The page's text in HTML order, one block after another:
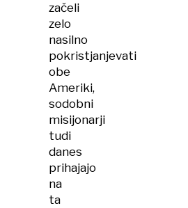
začeli
zelo
nasilno
pokristjanjevati
obe
Ameriki,
sodobni
misijonarji
tudi
danes
prihajajo
na
ta